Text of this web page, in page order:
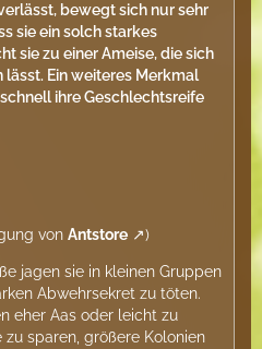
bewegt sich nur sehr
sie ein solch starkes
sie zu einer Ameise, die sich
Ein weiteres Merkmal
ihre Geschlechtsreife
von Antstore )
jagen sie in kleinen Gruppen
Abwehrsekret zu töten.
eher Aas oder leicht zu
sparen, größere Kolonien